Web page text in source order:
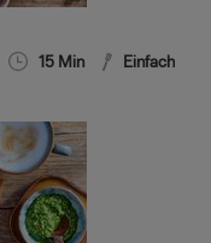
15 Min Einfach